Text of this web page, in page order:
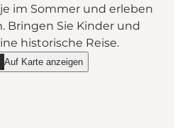
im Sommer und erleben
Bringen Sie Kinder und
historische Reise.
Museum - Museum
Auf Karte anzeigen
Gilleleje Museum - Museum